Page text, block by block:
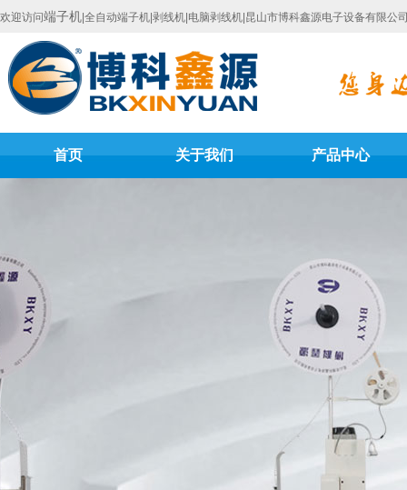
欢迎访问端子机 |全自动端子机|剥线机|电脑剥线机|昆山市博科鑫源电子设备有限公
首页 关于我们 产品中心